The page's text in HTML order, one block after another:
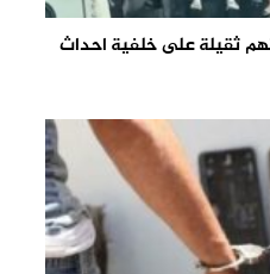
بتهم ثقيلة على خلفية احداث